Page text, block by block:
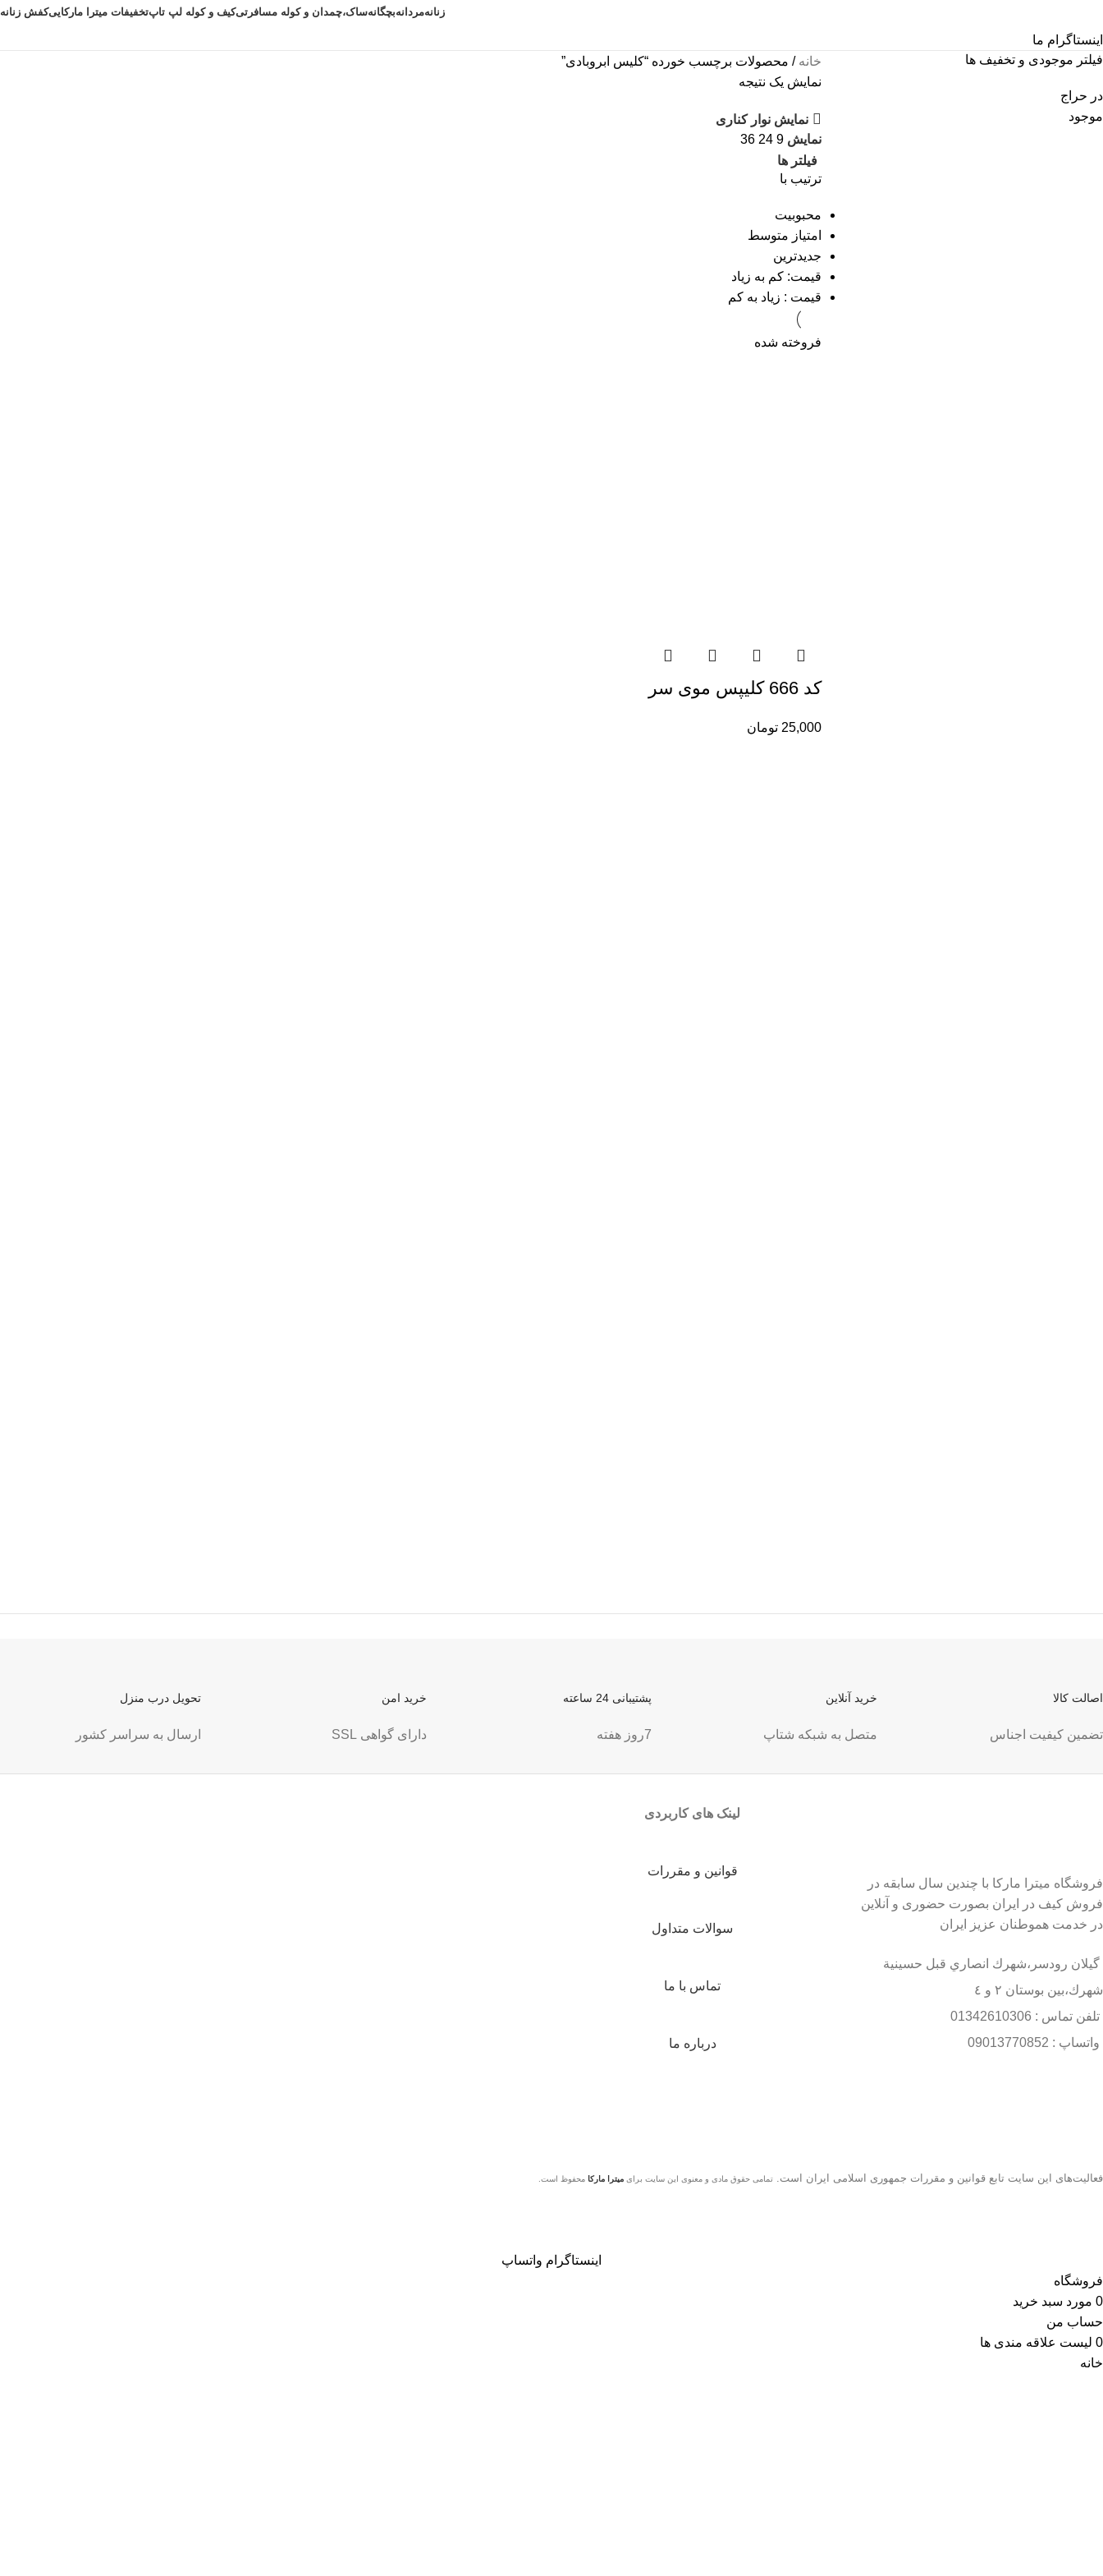
زنانهمردانهبچگانهساک،چمدان و کوله مسافرتیکیف و کوله لپ تاپتخفیفات میترا مارکاییکفش زنانه
اینستاگرام ما
فیلتر موجودی و تخفیف ها
در حراج
موجود
خانه محصولات برچسب خورده “کلیس ابروبادی”
نمایش یک نتیجه
نمایش نوار کناری
نمایش9
24
36
فیلتر ها
ترتیب با
محبوبیت
امتیاز متوسط
جدیدترین
قیمت: کم به زیاد
قیمت : زیاد به کم
فروخته شده
کد 666 کلیپس موی سر
25,000 تومان
اصالت کالا
تضمین کیفیت اجناس
خرید آنلاین
متصل به شبکه شتاپ
پشتیبانی 24 ساعته
7روز هفته
خرید امن
دارای گواهی SSL
تحویل درب منزل
ارسال به سراسر کشور
لینک های کاربردی
قوانین و مقررات
سوالات متداول
تماس با ما
درباره ما
فروشگاه میترا مارکا با چندین سال سابقه در
فروش کیف در ایران بصورت حضوری و آنلاین
در خدمت هموطنان عزیز ایران
گيلان رودسر،شهرك انصاري قبل حسينية
شهرك،بين بوستان ٢ و ٤
تلفن تماس : 01342610306
واتساپ : 09013770852
فعاليت‌های اين سايت تابع قوانين و مقررات جمهوری اسلامی ايران است. تمامی حقوق مادی و معنوی این سایت برای میترا مارکا محفوظ است.
اینستاگرام واتساپ
فروشگاه
0 مورد سبد خرید
حساب من
0 لیست علاقه مندی ها
خانه